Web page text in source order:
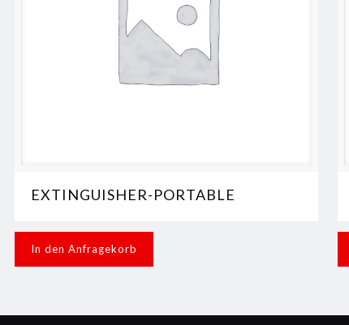
EXTINGUISHER-PORTABLE
In den Anfragekorb